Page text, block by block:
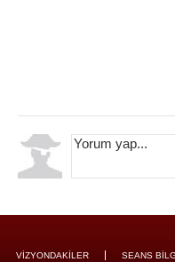
VİZYONDAKİLER SEANS